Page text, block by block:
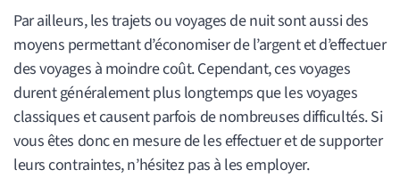
Par ailleurs, les trajets ou voyages de nuit sont aussi des
moyens permettant d’économiser de l’argent et d’effectuer
des voyages à moindre coût. Cependant, ces voyages
durent généralement plus longtemps que les voyages
classiques et causent parfois de nombreuses difficultés. Si
vous êtes donc en mesure de les effectuer et de supporter
leurs contraintes, n’hésitez pas à les employer.